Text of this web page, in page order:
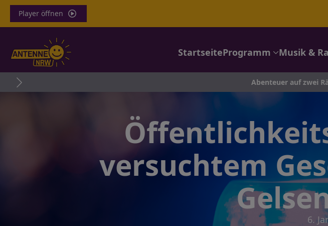
Player öffnen
StartseiteProgramm Musik &
Abenteuer auf zwei Rädern:
versuchtem
6.